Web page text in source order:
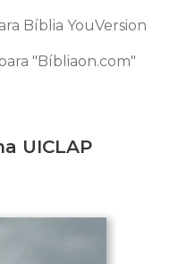
Bíblia YouVersion
"Bíbliaon.com"
UICLAP